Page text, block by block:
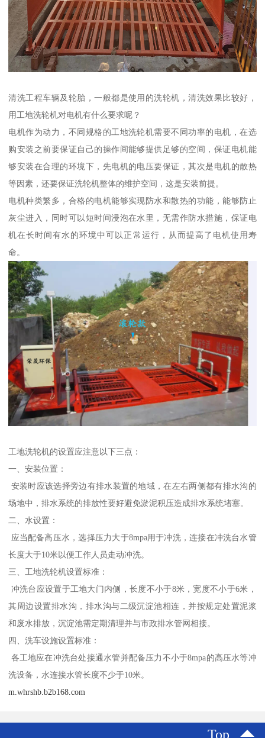
清洗工程车辆及轮胎，一般都是使用的洗轮机，清洗效果比较好，
用工地洗轮机对电机有什么要求呢？
电机作为动力，不同规格的工地洗轮机需要不同功率的电机，在选
购安装之前要保证自己的操作间能够提供足够的空间，保证电机能
够安装在合理的环境下，先电机的电压要保证，其次是电机的散热
等因素，还要保证洗轮机整体的维护空间，这是安装前提。
电机种类繁多，合格的电机能够实现防水和散热的功能，能够防止
灰尘进入，同时可以短时间浸泡在水里，无需作防水措施，保证电
机在长时间有水的环境中可以正常运行，从而提高了电机使用寿
命。
工地洗轮机的设置应注意以下三点：
一、安装位置：
安装时应该选择旁边有排水装置的地域，在左右两侧都有排水沟的
场地中，排水系统的排放性要好避免淤泥积压造成排水系统堵塞。
二、水设置：
应当配备高压水，选择压力大于8mpa用于冲洗，连接在冲洗台水管
长度大于10米以便工作人员走动冲洗。
三、工地洗轮机设置标准：
冲洗台应设置于工地大门内侧，长度不小于8米，宽度不小于6米，
其周边设置排水沟，排水沟与二级沉淀池相连，并按规定处置泥浆
和废水排放，沉淀池需定期清理并与市政排水管网相接。
四、洗车设施设置标准：
各工地应在冲洗台处接通水管并配备压力不小于8mpa的高压水等冲
洗设备，水连接水管长度不少于10米。
m.whrshb.b2b168.com
Top